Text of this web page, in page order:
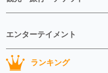
エンターテイメント
ランキング